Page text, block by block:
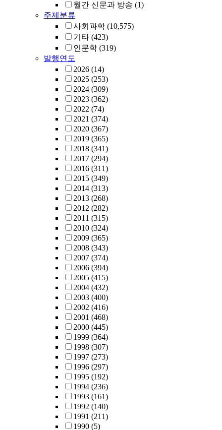
월간 신문과 방송 (1)
주제분류
사회과학 (10,575)
기타 (423)
인문학 (319)
발행연도
2026 (14)
2025 (253)
2024 (309)
2023 (362)
2022 (74)
2021 (374)
2020 (367)
2019 (365)
2018 (341)
2017 (294)
2016 (311)
2015 (349)
2014 (313)
2013 (268)
2012 (282)
2011 (315)
2010 (324)
2009 (365)
2008 (343)
2007 (374)
2006 (394)
2005 (415)
2004 (432)
2003 (400)
2002 (416)
2001 (468)
2000 (445)
1999 (364)
1998 (307)
1997 (273)
1996 (297)
1995 (192)
1994 (236)
1993 (161)
1992 (140)
1991 (211)
1990 (5)